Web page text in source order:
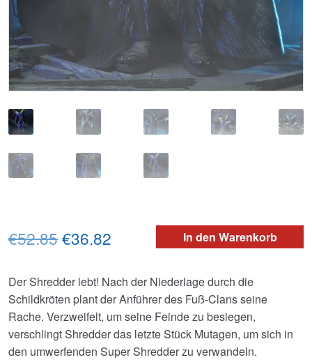
In den Warenkorb
€52.85Ursprünglicher
war:
€52.85
€36.82
ist:
€36.82.
Der Shredder lebt! Nach der Niederlage durch die
Schildkröten plant der Anführer des Fuß-Clans seine
Rache. Verzweifelt, um seine Feinde zu besiegen,
verschlingt Shredder das letzte Stück Mutagen, um sich in
den umwerfenden Super Shredder zu verwandeln.